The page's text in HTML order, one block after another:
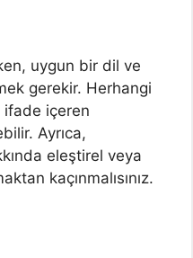
uygun bir dil ve
gerekir. Herhangi
ifade içeren
Ayrıca,
eleştirel veya
kaçınmalısınız.